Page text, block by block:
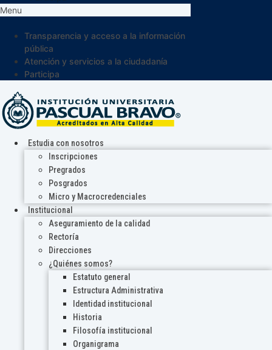
Menu
Transparencia y acceso a la información
pública
Atención y servicios a la ciudadanía
Participa
Estudia con nosotros
Inscripciones
Pregrados
Posgrados
Micro y Macrocredenciales
Institucional
Aseguramiento de la calidad
Rectoría
Direcciones
¿Quiénes somos?
Estatuto general
Estructura Administrativa
Identidad institucional
Historia
Filosofía institucional
Organigrama